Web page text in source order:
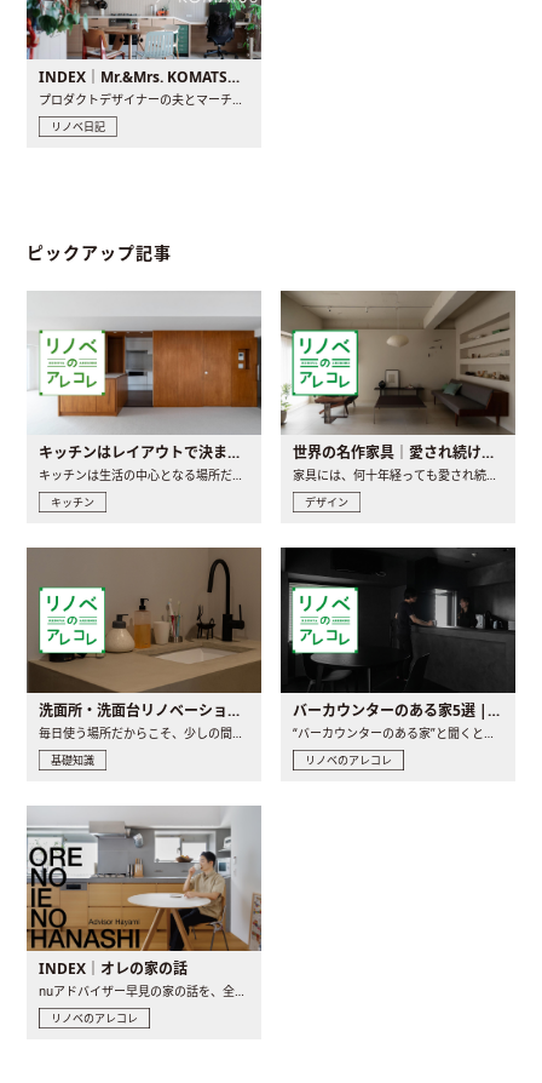
INDEX｜Mr.&Mrs. KOMATSU renovation diary
プロダクトデザイナーの夫とマーチャンダイザーの妻が、夫婦で..
リノベ日記
ピックアップ記事
キッチンはレイアウトで決まる。後悔しないための考え方と選び方
キッチンは生活の中心となる場所だからこそ、家の中のどこに置..
キッチン
世界の名作家具｜愛され続ける理由と一生モノとの出会い方
家具には、何十年経っても愛され続ける「名作」と呼ばれるもの..
デザイン
洗面所・洗面台リノベーションの事例と間取りアイデア
毎日使う場所だからこそ、少しの間取りの工夫や素材の選び方で..
基礎知識
バーカウンターのある家5選 | 日常に馴染む“距離の近い”キッチンとは
“バーカウンターのある家”と聞くと、少し特別な、大人のための..
リノベのアレコレ
INDEX｜オレの家の話
リノベのアレコレ